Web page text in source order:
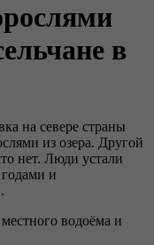
в
на севере страны
из озера. Другой
нет. Люди устали
и
водоёма и